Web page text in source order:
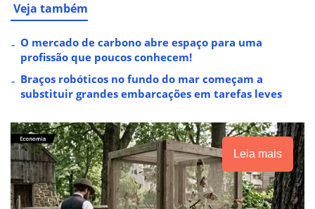
Veja também
O mercado de carbono abre espaço para uma
profissão que poucos conhecem!
Braços robóticos no fundo do mar começam a
substituir grandes embarcações em tarefas leves
Leia mais